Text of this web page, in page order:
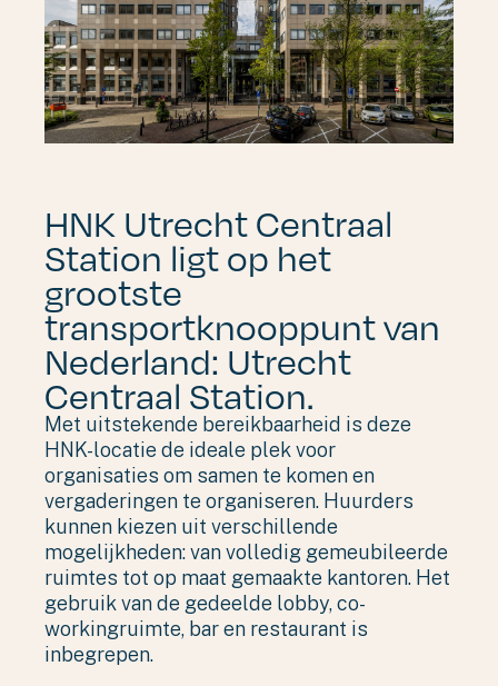
HNK Utrecht Centraal
Station ligt op het
grootste
transportknooppunt van
Nederland: Utrecht
Centraal Station.
Met uitstekende bereikbaarheid is deze
HNK-locatie de ideale plek voor
organisaties om samen te komen en
vergaderingen te organiseren. Huurders
kunnen kiezen uit verschillende
mogelijkheden: van volledig gemeubileerde
ruimtes tot op maat gemaakte kantoren. Het
gebruik van de gedeelde lobby, co-
workingruimte, bar en restaurant is
inbegrepen.